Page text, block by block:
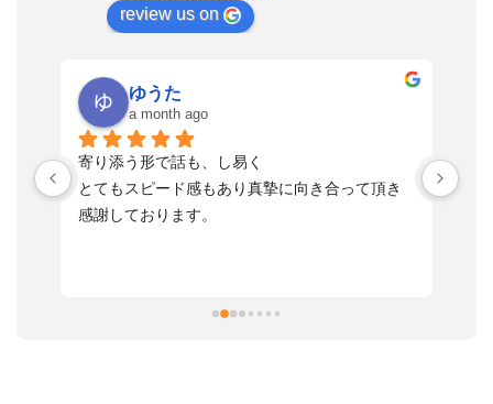
review us on
ゆうた
a month ago
寄り添う形で話も、し易く
とてもスピード感もあり真摯に向き合って頂き
感謝しております。